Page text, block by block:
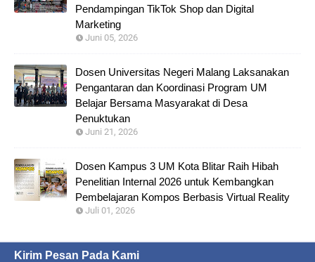
Pendampingan TikTok Shop dan Digital
Marketing
Juni 05, 2026
Dosen Universitas Negeri Malang Laksanakan
Pengantaran dan Koordinasi Program UM
Belajar Bersama Masyarakat di Desa
Penuktukan
Juni 21, 2026
Dosen Kampus 3 UM Kota Blitar Raih Hibah
Penelitian Internal 2026 untuk Kembangkan
Pembelajaran Kompos Berbasis Virtual Reality
Juli 01, 2026
Kirim Pesan Pada Kami